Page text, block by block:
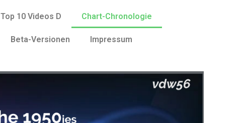
Top 10 Videos D Chart-Chronologie
Beta-Versionen Impressum